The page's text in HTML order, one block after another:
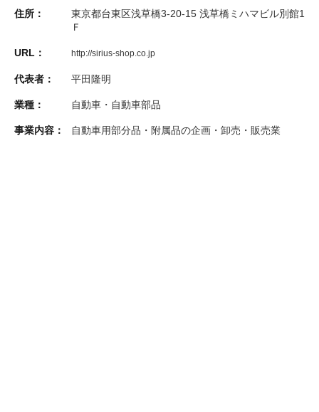
住所：
東京都台東区浅草橋3-20-15 浅草橋ミハマビル別館1
Ｆ
URL： http://sirius-shop.co.jp
代表者： 平田隆明
業種： 自動車・自動車部品
事業内容： 自動車用部分品・附属品の企画・卸売・販売業